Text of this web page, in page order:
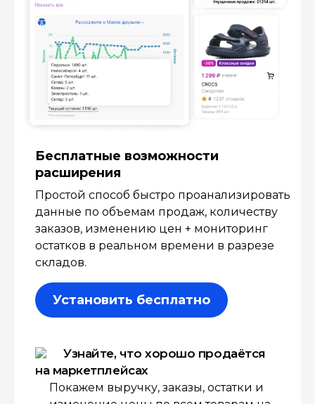
Бесплатные возмож­ности
расширения
Простой способ быстро проанализировать
данные по объемам продаж, количеству
заказов, изменению цен + мониторинг
остатков в реальном времени в разрезе
складов.
Установить бесплатно
Узнайте, что хорошо продаётся
на маркетплейсах
Покажем выручку, заказы, остатки и